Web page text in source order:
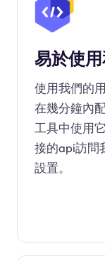
易於使
使用我們的
在幾分鐘內
工具中使用
接的api訪問
設置。